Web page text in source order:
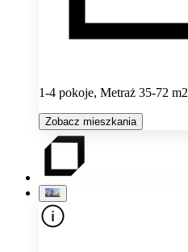
1-4 pokoje, Metraż 35-72 m2
Zobacz mieszkania